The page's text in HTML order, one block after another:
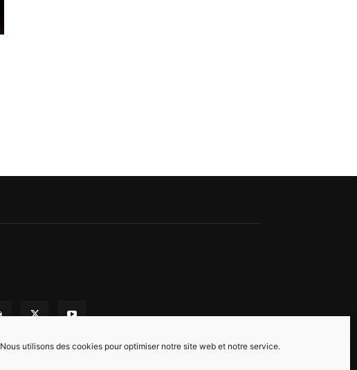
Nous utilisons des cookies pour optimiser notre site web et notre service.